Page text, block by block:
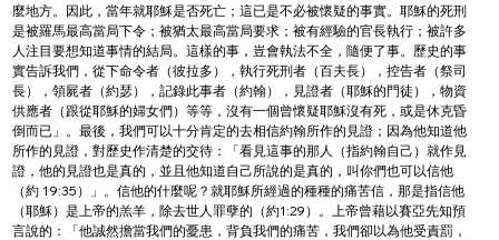
麼地方。因此，當年就耶穌是否死亡；這已是不必被懷疑的事實。耶穌的死刑
是被羅馬最高當局下令；被猶太最高當局要求；被有經驗的官長執行；被許多
人注目要想知道事情的結局。這樣的事，豈會執法不全，隨便了事。歷史的事
實告訴我們，從下命令者（彼拉多），執行死刑者（百夫長），控告者（祭司
長），領屍者（約瑟），記錄此事者（約翰），見證者（耶穌的門徒），物資
供應者（跟從耶穌的婦女們）等等，沒有一個曾懷疑耶穌沒有死，或是休克昏
倒而已」。最後，我們可以十分肯定的去相信約翰所作的見證；因為他知道他
所作的見證，對歷史作清楚的交待：「看見這事的那人（指約翰自己）就作見
證，他的見證也是真的，並且他知道自己所說的是真的，叫你們也可以信他
（約 19:35）」。信他的什麼呢？就耶穌所經過的種種的痛苦信，那是指信他
（耶穌）是上帝的羔羊，除去世人罪孽的（約1:29）。上帝曾藉以賽亞先知預
言說的：「他誠然擔當我們的憂患，背負我們的痛苦，我們卻以為他受責罰，